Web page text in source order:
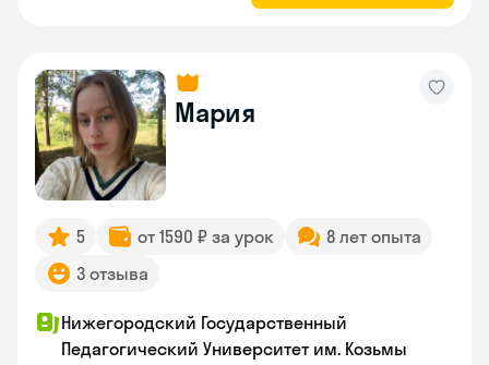
Мария
5 от 1590 ₽ за урок
8 лет опыта
3 отзыва
Нижегородский Государственный
Педагогический Университет им. Козьмы